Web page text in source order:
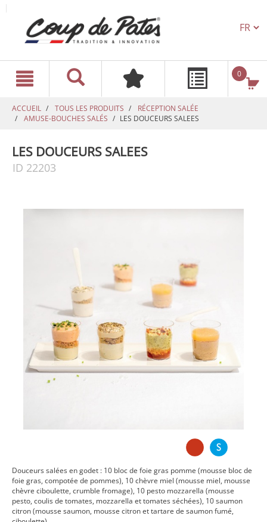
0
ACCUEIL TOUS LES PRODUITS
RÉCEPTION SALÉE
AMUSE-BOUCHES SALÉS
LES DOUCEURS SALEES
LES DOUCEURS SALEES
ID 22203
Douceurs salées en godet : 10 bloc de foie gras pomme (mousse bloc de
foie gras, compotée de pommes), 10 chèvre miel (mousse miel, mousse
chèvre ciboulette, crumble fromage), 10 pesto mozzarella (mousse
pesto, coulis de tomates, mozzarella et tomates séchées), 10 saumon
citron (mousse saumon, mousse citron et tartare de saumon fumé,